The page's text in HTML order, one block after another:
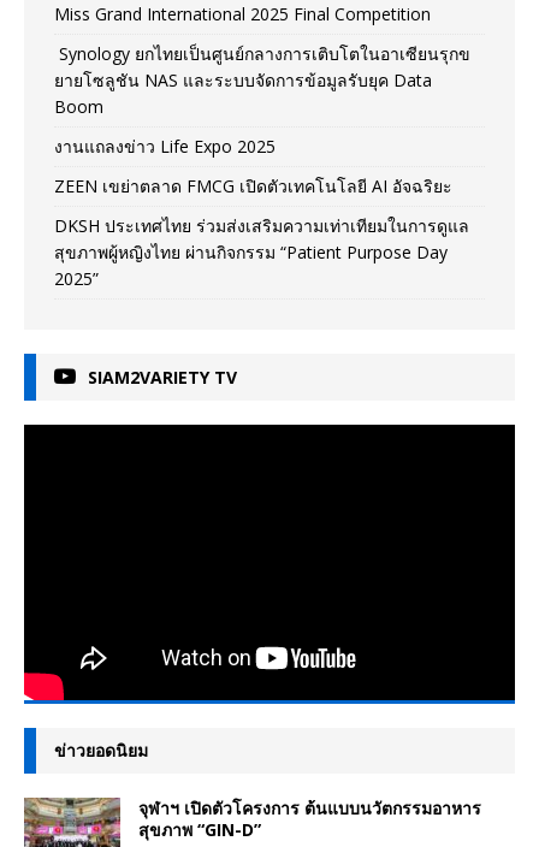
Miss Grand International 2025 Final Competition
Synology ยกไทยเป็นศูนย์กลางการเติบโตในอาเซียนรุกข
ยายโซลูชัน NAS และระบบจัดการข้อมูลรับยุค Data
Boom
งานแถลงข่าว Life Expo 2025
ZEEN เขย่าตลาด FMCG เปิดตัวเทคโนโลยี AI อัจฉริยะ
DKSH ประเทศไทย ร่วมส่งเสริมความเท่าเทียมในการดูแล
สุขภาพผู้หญิงไทย ผ่านกิจกรรม “Patient Purpose Day
2025”
SIAM2VARIETY TV
ข่าวยอดนิยม
จุฬาฯ เปิดตัวโครงการ ต้นแบบนวัตกรรมอาหาร
สุขภาพ “GIN-D”